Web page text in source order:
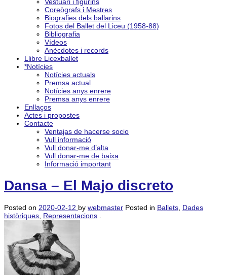
Coreògrafs i Mestres
Biografies dels ballarins
Fotos del Ballet del Liceu (1958-88)
Bibliografia
Vídeos
Anècdotes i records
Llibre Licexballet
*Notícies
Notícies actuals
Premsa actual
Notícies anys enrere
Premsa anys enrere
Enllaços
Actes i propostes
Contacte
Ventajas de hacerse socio
Vull informació
Vull donar-me d’alta
Vull donar-me de baixa
Informació important
Dansa – El Majo discreto
Posted on 2020-02-12 by webmaster Posted in Ballets Dades
històriques Representacions